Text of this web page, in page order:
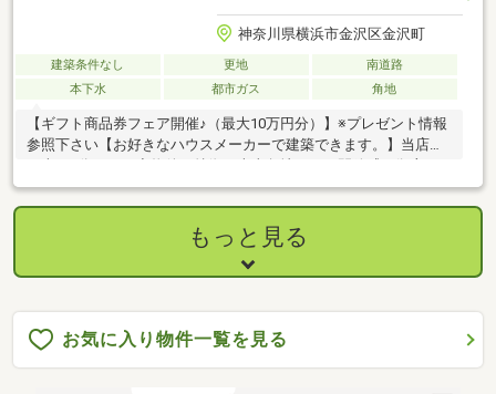
神奈川県横浜市金沢区金沢町
建築条件なし 更地
南道路
本下水
都市ガス 角地
【ギフト商品券フェア開催♪（最大10万円分）】※プレゼント情報
参照下さい【お好きなハウスメーカーで建築できます。】当店か
ら車で7分です。◆物件の特徴・南東角地につき開放感が御座い
ます。・陽当たり良好・カースペース複数台可◆アクセス・「金
沢文庫」・「海の公園柴口」駅利用可で都心へのアクセス良好◆
周辺環境・金沢区には称名寺、ブランチ横浜南部市場、三井アウ
トレットパーク、コストコ、海の公園、八景島シーパラダイス等
メジャー商業施設が充実しております。・近隣には公園が多く有
もっと見る
お気に入り物件一覧を見る